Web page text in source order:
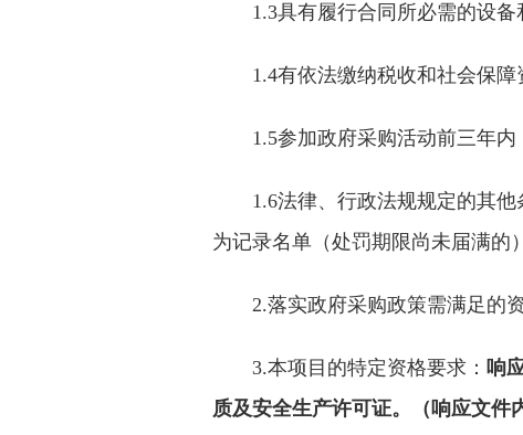
1.3具有履行合同所必需的设备
1.4有依法缴纳税收和社会保障
1.5参加政府采购活动前三年
1.6法律、行政法规规定的其他
为记录名单（处罚期限尚未届满的
2.落实政府采购政策需满足的
3.本项目的特定资格要求： 响
质及安全生产许可证。
（响应文件